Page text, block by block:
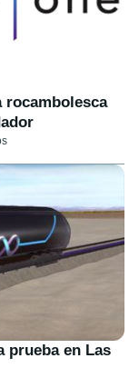
rocambolesca
prueba en Las